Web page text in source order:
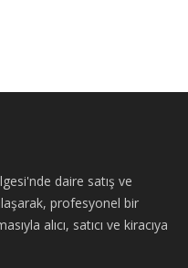
daire satış ve
profesyonel bir
alıcı, satıcı ve kiracıya